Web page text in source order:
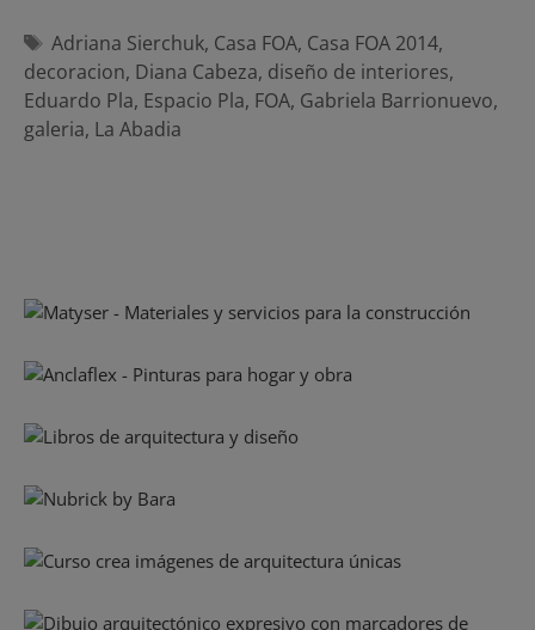
Etiquetas
Adriana Sierchuk, Casa FOA, Casa FOA 2014,
decoracion, Diana Cabeza, diseño de interiores,
Eduardo Pla, Espacio Pla, FOA, Gabriela Barrionuevo,
galeria, La Abadia